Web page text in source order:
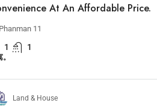
At An Affordable Price.
Phanman 11
1 1
Land & House
经济特区、新城